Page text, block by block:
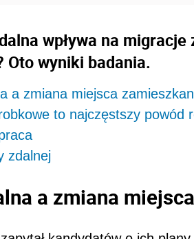
wpływa na
Oto wyniki badania.
a zmiana miejsca
to najczęstszy powód
zdalnej
a zmiana